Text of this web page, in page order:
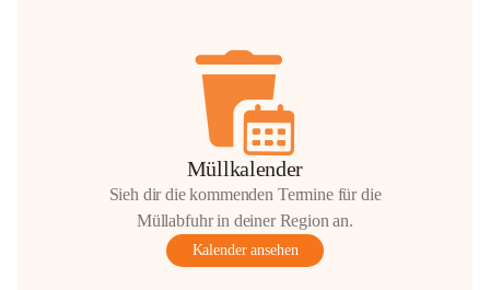
Müllkalender
Sieh dir die kommenden Termine für die
Müllabfuhr in deiner Region an.
Kalender ansehen